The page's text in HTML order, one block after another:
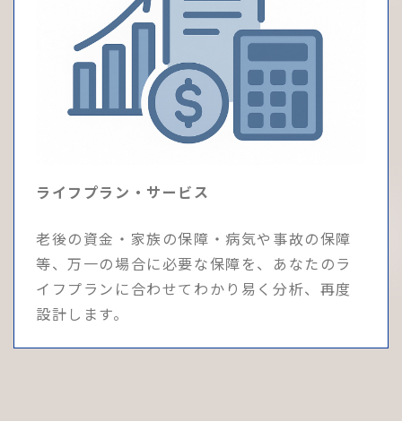
ライフプラン・サービス
老後の資金・家族の保障・病気や事故の保障
等、万一の場合に必要な保障を、あなたのラ
イフプランに合わせてわかり易く分析、再度
設計します。